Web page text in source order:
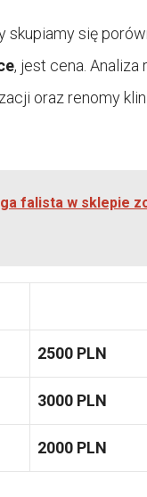
skupiamy się
, jest cena. Analiza
oraz renomy
falista w sklepie
2500 PLN
3000 PLN
2000 PLN